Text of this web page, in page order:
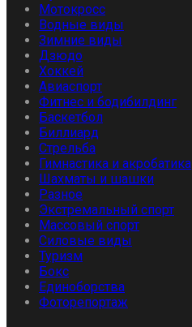
Мотокросс
Водные виды
Зимние виды
Дзюдо
Хоккей
Авиаспорт
Фитнес и бодибилдинг
Баскетбол
Биллиард
Стрельба
Гимнастика и акробатика
Шахматы и шашки
Разное
Экстремальный спорт
Массовый спорт
Силовые виды
Туризм
Бокс
Единоборства
Фоторепортаж